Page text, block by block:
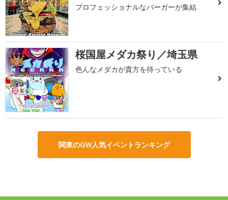
プロフェッショナルなバーガーが集結
3 桜国屋メダカ祭り／埼玉県
色んなメダカが貴方を待っている
関東のGW人気イベントランキング